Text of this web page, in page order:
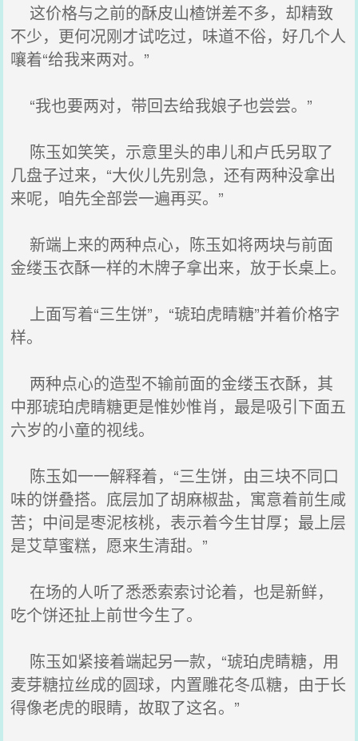
这价格与之前的酥皮山楂饼差不多，却精致
不少，更何况刚才试吃过，味道不俗，好几个人
嚷着“给我来两对。”
“我也要两对，带回去给我娘子也尝尝。”
陈玉如笑笑，示意里头的串儿和卢氏另取了
几盘子过来，“大伙儿先别急，还有两种没拿出
来呢，咱先全部尝一遍再买。”
新端上来的两种点心，陈玉如将两块与前面
金缕玉衣酥一样的木牌子拿出来，放于长桌上。
上面写着“三生饼”，“琥珀虎睛糖”并着价格字
样。
两种点心的造型不输前面的金缕玉衣酥，其
中那琥珀虎睛糖更是惟妙惟肖，最是吸引下面五
六岁的小童的视线。
陈玉如一一解释着，“三生饼，由三块不同口
味的饼叠搭。底层加了胡麻椒盐，寓意着前生咸
苦；中间是枣泥核桃，表示着今生甘厚；最上层
是艾草蜜糕，愿来生清甜。”
在场的人听了悉悉索索讨论着，也是新鲜，
吃个饼还扯上前世今生了。
陈玉如紧接着端起另一款，“琥珀虎睛糖，用
麦芽糖拉丝成的圆球，内置雕花冬瓜糖，由于长
得像老虎的眼睛，故取了这名。”